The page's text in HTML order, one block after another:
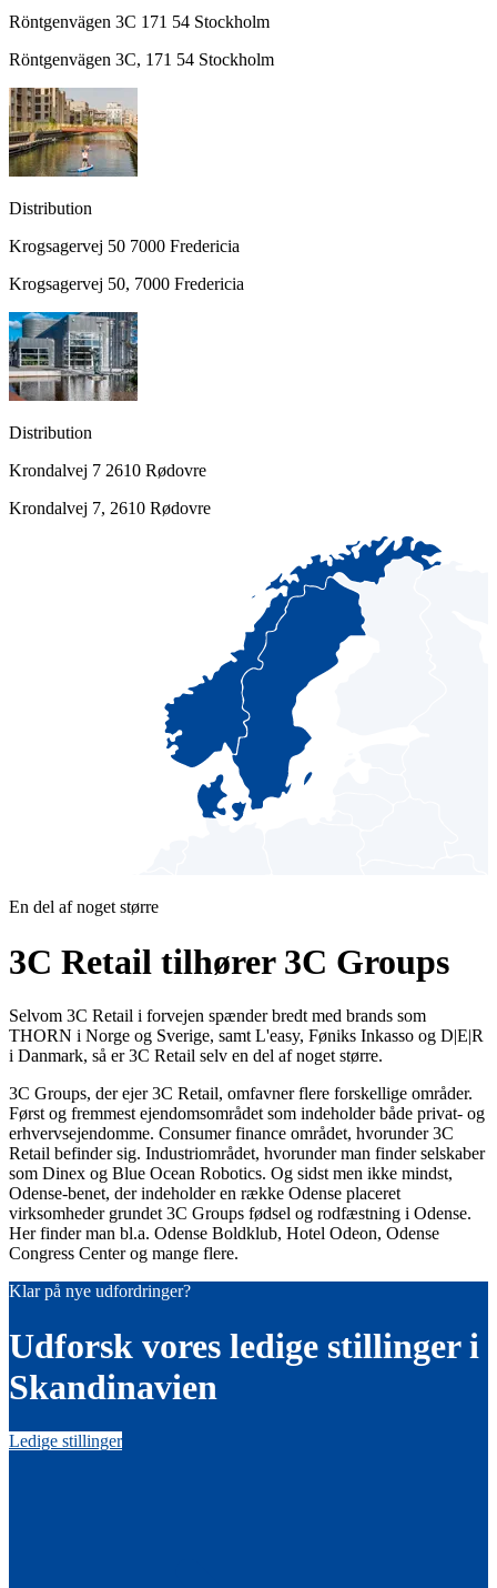
Röntgenvägen 3C 171 54 Stockholm
Röntgenvägen 3C, 171 54 Stockholm
Distribution
Krogsagervej 50 7000 Fredericia
Krogsagervej 50, 7000 Fredericia
Distribution
Krondalvej 7 2610 Rødovre
Krondalvej 7, 2610 Rødovre
En del af noget større
3C Retail tilhører 3C Groups
Selvom 3C Retail i forvejen spænder bredt med brands som
THORN i Norge og Sverige, samt L'easy, Føniks Inkasso og D|E|R
i Danmark, så er 3C Retail selv en del af noget større.
3C Groups, der ejer 3C Retail, omfavner flere forskellige områder.
Først og fremmest ejendomsområdet som indeholder både privat- og
erhvervsejendomme. Consumer finance området, hvorunder 3C
Retail befinder sig. Industriområdet, hvorunder man finder selskaber
som Dinex og Blue Ocean Robotics. Og sidst men ikke mindst,
Odense-benet, der indeholder en række Odense placeret
virksomheder grundet 3C Groups fødsel og rodfæstning i Odense.
Her finder man bl.a. Odense Boldklub, Hotel Odeon, Odense
Congress Center og mange flere.
Klar på nye udfordringer?
Udforsk vores ledige stillinger i
Skandinavien
Ledige stillinger